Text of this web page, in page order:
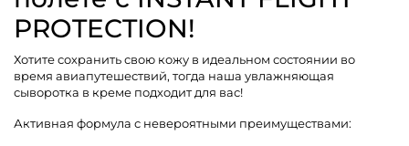
PROTECTION!
Хотите сохранить свою кожу в идеальном состоянии во
время авиапутешествий, тогда наша увлажняющая
сыворотка в креме подходит для вас!
Активная формула с невероятными преимуществами: